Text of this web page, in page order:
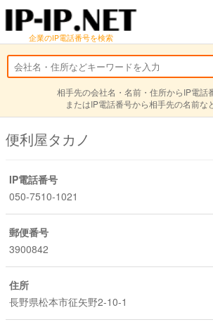
企業のIP電話番号を検索
相手先の会社名・名前・住所からIP電話
またはIP電話番号から相手先の名前な
便利屋タカノ
IP電話番号
050-7510-1021
郵便番号
3900842
住所
長野県松本市征矢野2-10-1